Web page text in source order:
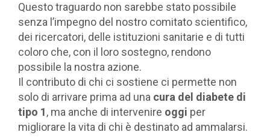
Questo traguardo non sarebbe stato possibile
senza l’impegno del nostro comitato scientifico,
dei ricercatori, delle istituzioni sanitarie e di tutti
coloro che, con il loro sostegno, rendono
possibile la nostra azione.
Il contributo di chi ci sostiene ci permette non
solo di arrivare prima ad una cura del diabete di
tipo 1, ma anche di intervenire oggi per
migliorare la vita di chi è destinato ad ammalarsi.